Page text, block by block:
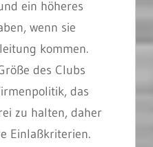
ein höheres
wenn sie
kommen.
des Clubs
das
zu halten, daher
Einlaßkriterien.